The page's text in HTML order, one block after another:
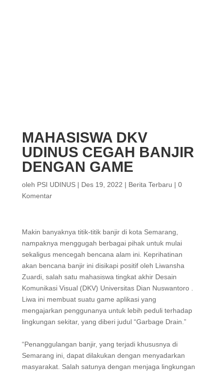
MAHASISWA DKV
UDINUS CEGAH BANJIR
DENGAN GAME
oleh PSI UDINUS| Des 19, 2022 | Berita Terbaru | 0
Komentar
Makin banyaknya titik-titik banjir di kota Semarang,
nampaknya menggugah berbagai pihak untuk mulai
sekaligus mencegah bencana alam ini. Keprihatinan
akan bencana banjir ini disikapi positif oleh Liwansha
Zuardi, salah satu mahasiswa tingkat akhir Desain
Komunikasi Visual (DKV) Universitas Dian Nuswantoro .
Liwa ini membuat suatu game aplikasi yang
mengajarkan penggunanya untuk lebih peduli terhadap
lingkungan sekitar, yang diberi judul “Garbage Drain.”
“Penanggulangan banjir, yang terjadi khususnya di
Semarang ini, dapat dilakukan dengan menyadarkan
masyarakat. Salah satunya dengan menjaga lingkungan